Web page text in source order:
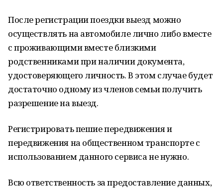
После регистрации поездки выезд можно
осуществлять на автомобиле лично либо вместе
с проживающими вместе близкими
родственниками при наличии документа,
удостоверяющего личность. В этом случае будет
достаточно одному из членов семьи получить
разрешение на выезд.
Регистрировать пешие передвижения и
передвижения на общественном транспорте с
использованием данного сервиса не нужно.
Всю ответственность за предоставление данных,